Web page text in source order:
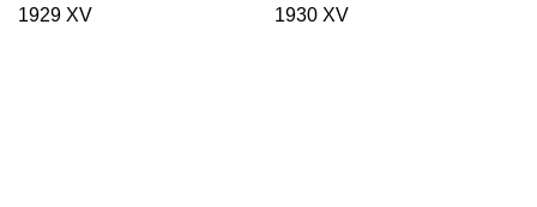
1929 XV 1930 XV